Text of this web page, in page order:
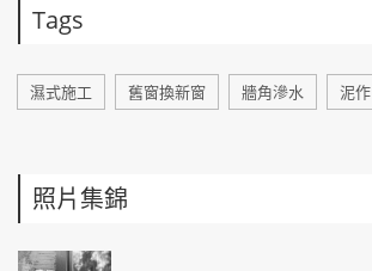
Tags
濕式施工 舊窗換新窗 牆角滲水 泥作
照片集錦